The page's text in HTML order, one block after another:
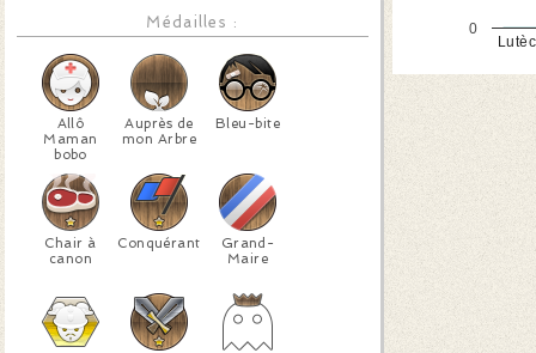
Médailles :
Allô
Maman
bobo
Auprès de
mon Arbre
Bleu-bite
Chair à
canon
Conquérant
Grand-
Maire
0